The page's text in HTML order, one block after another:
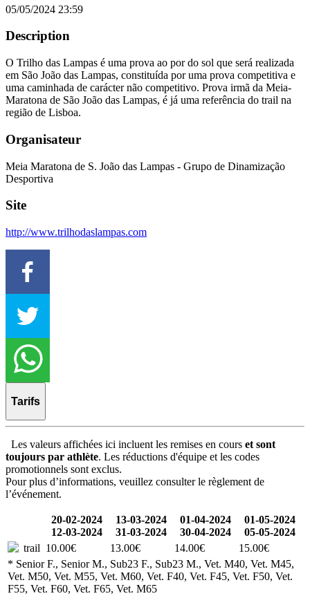
05/05/2024 23:59
Description
O Trilho das Lampas é uma prova ao por do sol que será realizada
em São João das Lampas, constituída por uma prova competitiva e
uma caminhada de carácter não competitivo. Prova irmã da Meia-
Maratona de São João das Lampas, é já uma referência do trail na
região de Lisboa.
Organisateur
Meia Maratona de S. João das Lampas - Grupo de Dinamização
Desportiva
Site
http://www.trilhodaslampas.com
Tarifs
Les valeurs affichées ici incluent les remises en cours et sont
toujours par athlète. Les réductions d'équipe et les codes
promotionnels sont exclus.
Pour plus d’informations, veuillez consulter le règlement de
l’événement.
20-02-2024
12-03-2024
13-03-2024
31-03-2024
01-04-2024
30-04-2024
01-05-2024
05-05-2024
trail 10.00€ 13.00€ 14.00€
15.00€
* Senior F., Senior M., Sub23 F., Sub23 M., Vet. M40, Vet. M45,
Vet. M50, Vet. M55, Vet. M60, Vet. F40, Vet. F45, Vet. F50, Vet.
F55, Vet. F60, Vet. F65, Vet. M65